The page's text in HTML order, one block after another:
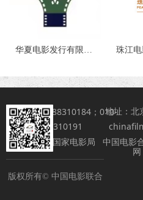
华夏电影发行有限责任公司
版权所有© 中国电影联合
友情链接： 国家电影局 中国电影
网
电话：010-88310184；010-
88310191
地址：北